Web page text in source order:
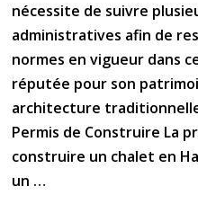
nécessite de suivre
administratives afin de
normes en vigueur dans
réputée pour son
architecture
Permis de Construire La
construire un chalet en
un …